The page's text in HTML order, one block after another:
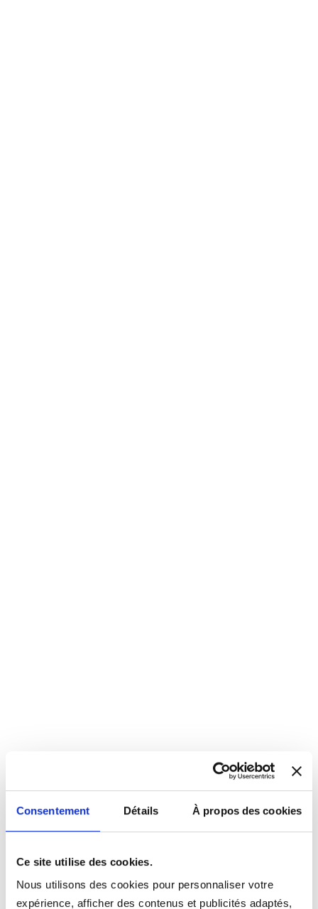
Consentement Détails À propos des cookies
Ce site utilise des cookies.
Nous utilisons des cookies pour personnaliser votre
expérience, afficher des contenus et publicités adaptés,